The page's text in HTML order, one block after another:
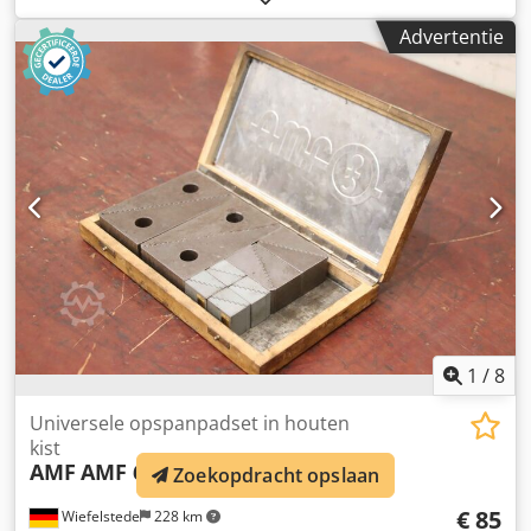
bottenbandschuurmachine, slagerszaag -Fabrikant: Reich,
bandzaag/tafelzaag met onderstel -Motor: Dietz 0,8 kW -
Zaagbreedte: max. 200 mm -Zaaghoogte: max. 275 mm -
Zaagband: lengte 2200 mm -Afmetingen: 830/720/H1715
mm Djdpfxeyvrd Tj Ahbsck -Gewicht: 114 kg
Advertentie
1 /8
Wiefelstede 228 km
Universele opspanpadset in houten
kist
AMF AMF 6500 H Breite 30 mm
€ 85
Zoekopdracht opslaan